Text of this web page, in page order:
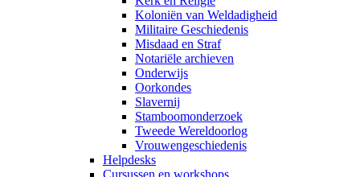
Koloniën van Weldadigheid
Militaire Geschiedenis
Misdaad en Straf
Notariële archieven
Onderwijs
Oorkondes
Slavernij
Stamboomonderzoek
Tweede Wereldoorlog
Vrouwengeschiedenis
Helpdesks
Cursussen en workshops